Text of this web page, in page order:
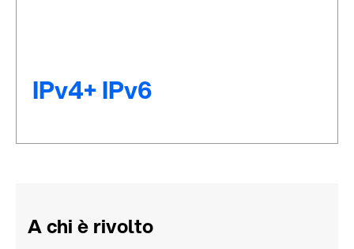
IPv4+ IPv6
A chi è rivolto